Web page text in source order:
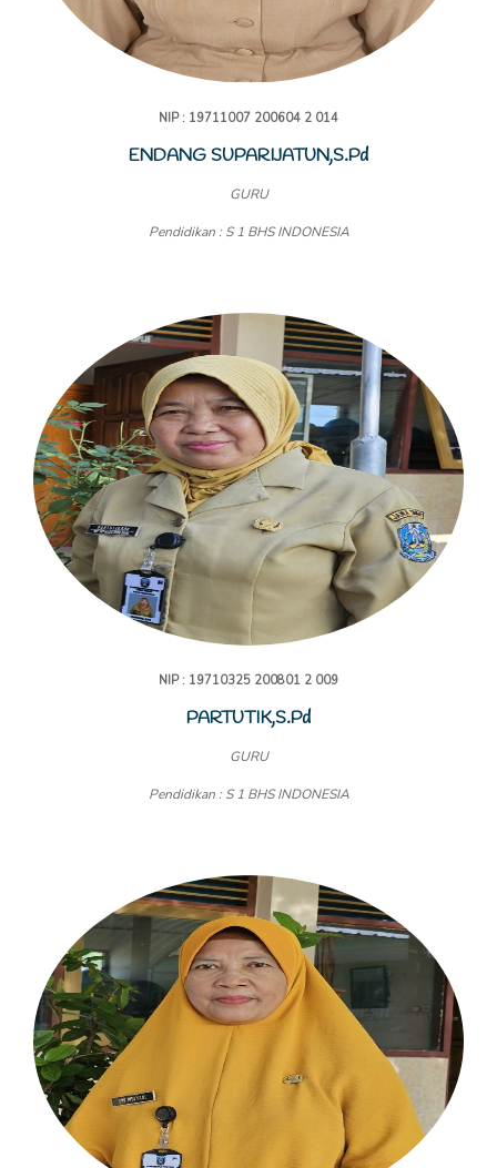
NIP : 19711007 200604 2 014
ENDANG SUPARIJATUN,S.Pd
GURU
Pendidikan : S 1 BHS INDONESIA
NIP : 19710325 200801 2 009
PARTUTIK,S.Pd
GURU
Pendidikan : S 1 BHS INDONESIA